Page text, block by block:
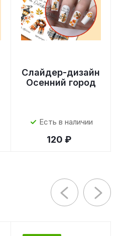
Слайдер-дизайн
Осенний город
Есть в наличии
120 ₽